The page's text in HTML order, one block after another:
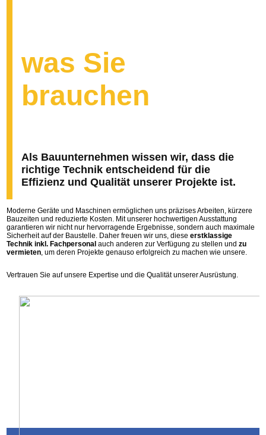
was Sie
brauchen
Als Bauunternehmen wissen wir, dass die
richtige Technik entscheidend für die
Effizienz und Qualität unserer Projekte ist.
Moderne Geräte und Maschinen ermöglichen uns präzises Arbeiten, kürzere
Bauzeiten und reduzierte Kosten. Mit unserer hochwertigen Ausstattung
garantieren wir nicht nur hervorragende Ergebnisse, sondern auch maximale
Sicherheit auf der Baustelle. Daher freuen wir uns, dieseerstklassige
Technik inkl. Fachpersonalauch anderen zur Verfügung zu stellen undzu
vermieten, um deren Projekte genauso erfolgreich zu machen wie unsere.
Vertrauen Sie auf unsere Expertise und die Qualität unserer Ausrüstung.